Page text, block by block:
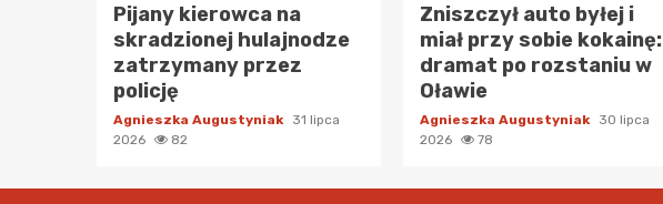
Pijany kierowca na
skradzionej hulajnodze
zatrzymany przez
policję
Agnieszka Augustyniak 31 lipca
2026
82
Zniszczył auto byłej i
miał przy sobie kokainę:
dramat po rozstaniu w
Oławie
Agnieszka Augustyniak 30 lipca
2026
78